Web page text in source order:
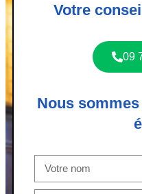
Votre
09
Nous